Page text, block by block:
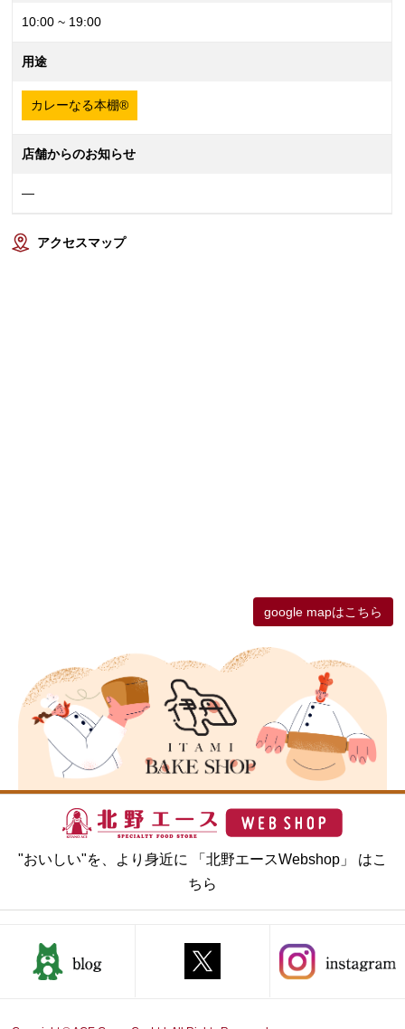
10:00 ~ 19:00
用途
カレーなる本棚®
店舗からのお知らせ
—
アクセスマップ
google mapはこちら
"おいしい"を、より身近に 「北野エースWebshop」 はこ
ちら